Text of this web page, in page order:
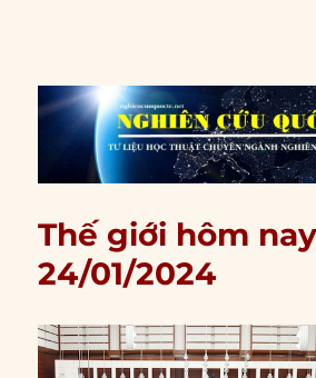
Thế giới hôm
24/01/2024